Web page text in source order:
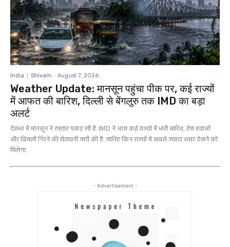
India Shivam - August 7, 2026
Weather Update: मानसून पहुंचा पीक पर, कई राज्यों
में आफत की बारिश, दिल्ली से बेंगलुरु तक IMD का बड़ा
अलर्ट
देशभर में मानसून ने रफ्तार पकड़ ली है. IMD ने आज कई राज्यों में भारी बारिश, तेज हवाओं
और बिजली गिरने की चेतावनी जारी की है. जानिए किन राज्यों में सबसे ज्यादा असर देखने को
मिलेगा.
- Advertisement -